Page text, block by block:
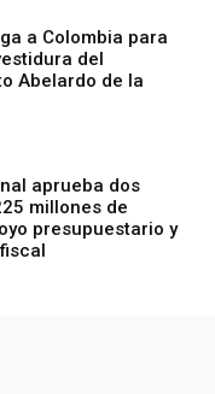
a Colombia para
del
Abelardo de la
aprueba dos
millones de
presupuestario y